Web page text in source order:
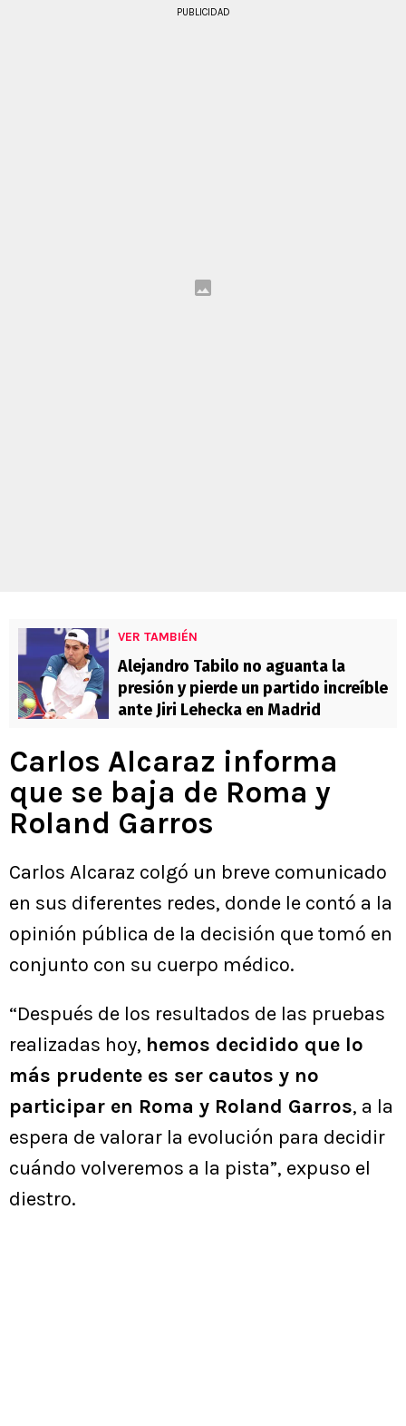
PUBLICIDAD
VER TAMBIÉN
Alejandro Tabilo no aguanta la
presión y pierde un partido increíble
ante Jiri Lehecka en Madrid
Carlos Alcaraz informa
que se baja de Roma y
Roland Garros
Carlos Alcaraz colgó un breve comunicado
en sus diferentes redes, donde le contó a la
opinión pública de la decisión que tomó en
conjunto con su cuerpo médico.
“Después de los resultados de las pruebas
realizadas hoy, hemos decidido que lo
más prudente es ser cautos y no
participar en Roma y Roland Garros, a la
espera de valorar la evolución para decidir
cuándo volveremos a la pista”, expuso el
diestro.